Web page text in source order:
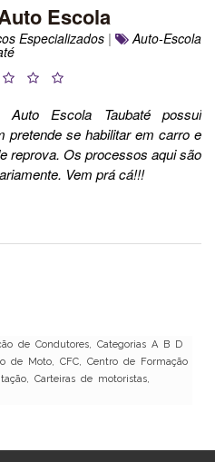
Escola
Especializados | Auto-Escola
Escola Taubaté possui
pretende se habilitar em carro e
reprova. Os processos aqui são
Vem prá cá!!!
de Condutores, Categorias A B D
de Moto, CFC, Centro de Formação
Carteiras de motoristas,